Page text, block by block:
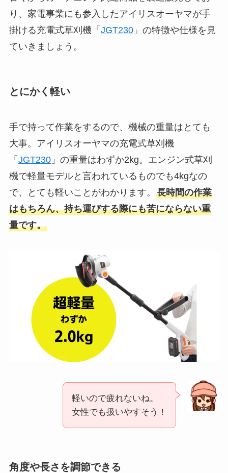
り、家電事業にも参入したアイリスオーヤマが手
掛ける充電式草刈機「 JGT230」の特徴や仕様を見
ていきましょう。
とにかく軽い
手で持って作業をするので、機械の重量はとても
大事。アイリスオーヤマの充電式草刈機
「 JGT230」の重量はわずか2kg。エンジン式草刈
機で軽量モデルと言われているものでも4kgなの
で、とても軽いことがわかります。 長時間の作業
はもちろん、持ち運びする際にも苦にならない重
量です。
軽いので疲れないね。
女性でも扱いやすそう！
角度や長さを調節できる